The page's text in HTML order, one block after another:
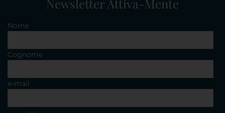
Newsletter Attiva-Mente
Nome
Cognome
e-mail